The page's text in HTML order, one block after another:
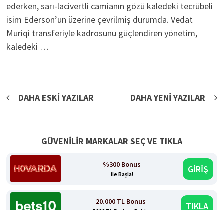
ederken, sarı-lacivertli camianın gözü kaledeki tecrübeli
isim Ederson’un üzerine çevrilmiş durumda. Vedat
Muriqi transferiyle kadrosunu güçlendiren yönetim,
kaledeki …
YazıDAHA ESKI YAZILAR DAHA YENI YAZILAR
GÜVENİLİR MARKALAR SEÇ VE TIKLA
%300 Bonus
ile Başla! GİRİŞ
20.000 TL Bonus TIKLA